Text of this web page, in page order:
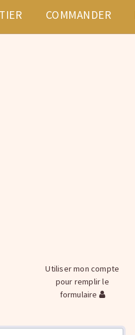
COMMANDER
Utiliser mon compte
pour remplir le
formulaire